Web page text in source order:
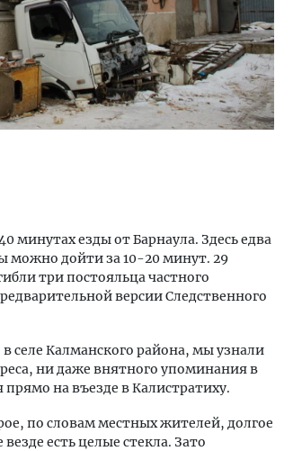
минутах езды от Барнаула. Здесь едва
можно дойти за 10-20 минут. 29
три постояльца частного
версии Следственного
селе Калманского района, мы узнали
ни даже внятного упоминания в
на въезде в Калистратиху.
по словам местных жителей, долгое
есть целые стекла. Зато
компании
рынка
«Жилищной инициативы»
Гатилов — о том, как
оставаться на плаву,
штормит
СТРОИТЕЛЬСТВО